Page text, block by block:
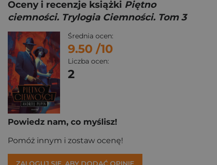
Oceny i recenzje książki Piętno
ciemności. Trylogia Ciemności. Tom 3
Średnia ocen:
9.50 /10
Liczba ocen:
2
Powiedz nam, co myślisz!
Pomóż innym i zostaw ocenę!